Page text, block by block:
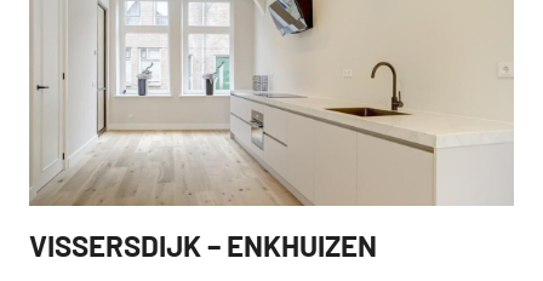
AANGEKOCHT
VISSERSDIJK – ENKHUIZEN